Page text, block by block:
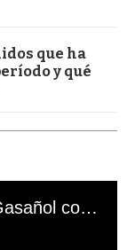
que ha
y qué
El mal momento de Yanina Gasañol con un hincha argentino en "Subrayado"